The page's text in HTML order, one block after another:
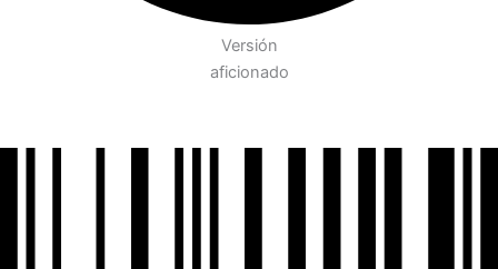
Versión
aficionado